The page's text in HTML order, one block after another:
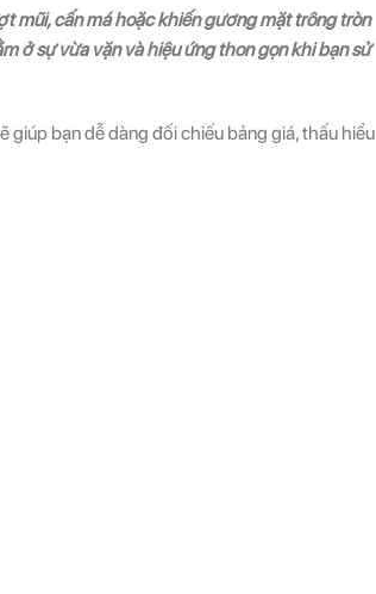
mũi, cấn má hoặc khiến gương mặt trông tròn
ở sự vừa vặn và hiệu ứng thon gọn khi bạn sử
bạn dễ dàng đối chiếu bảng giá, thấu hiểu